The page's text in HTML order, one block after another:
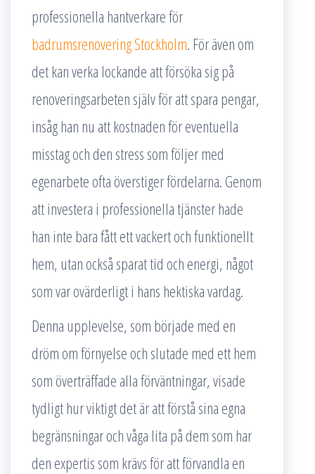
professionella hantverkare för
badrumsrenovering Stockholm. För även om
det kan verka lockande att försöka sig på
renoveringsarbeten själv för att spara pengar,
insåg han nu att kostnaden för eventuella
misstag och den stress som följer med
egenarbete ofta överstiger fördelarna. Genom
att investera i professionella tjänster hade
han inte bara fått ett vackert och funktionellt
hem, utan också sparat tid och energi, något
som var ovärderligt i hans hektiska vardag.
Denna upplevelse, som började med en
dröm om förnyelse och slutade med ett hem
som överträffade alla förväntningar, visade
tydligt hur viktigt det är att förstå sina egna
begränsningar och våga lita på dem som har
den expertis som krävs för att förvandla en